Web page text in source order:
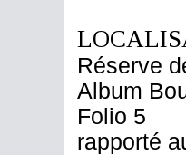
Réserve
Album
Folio 5
rapporté